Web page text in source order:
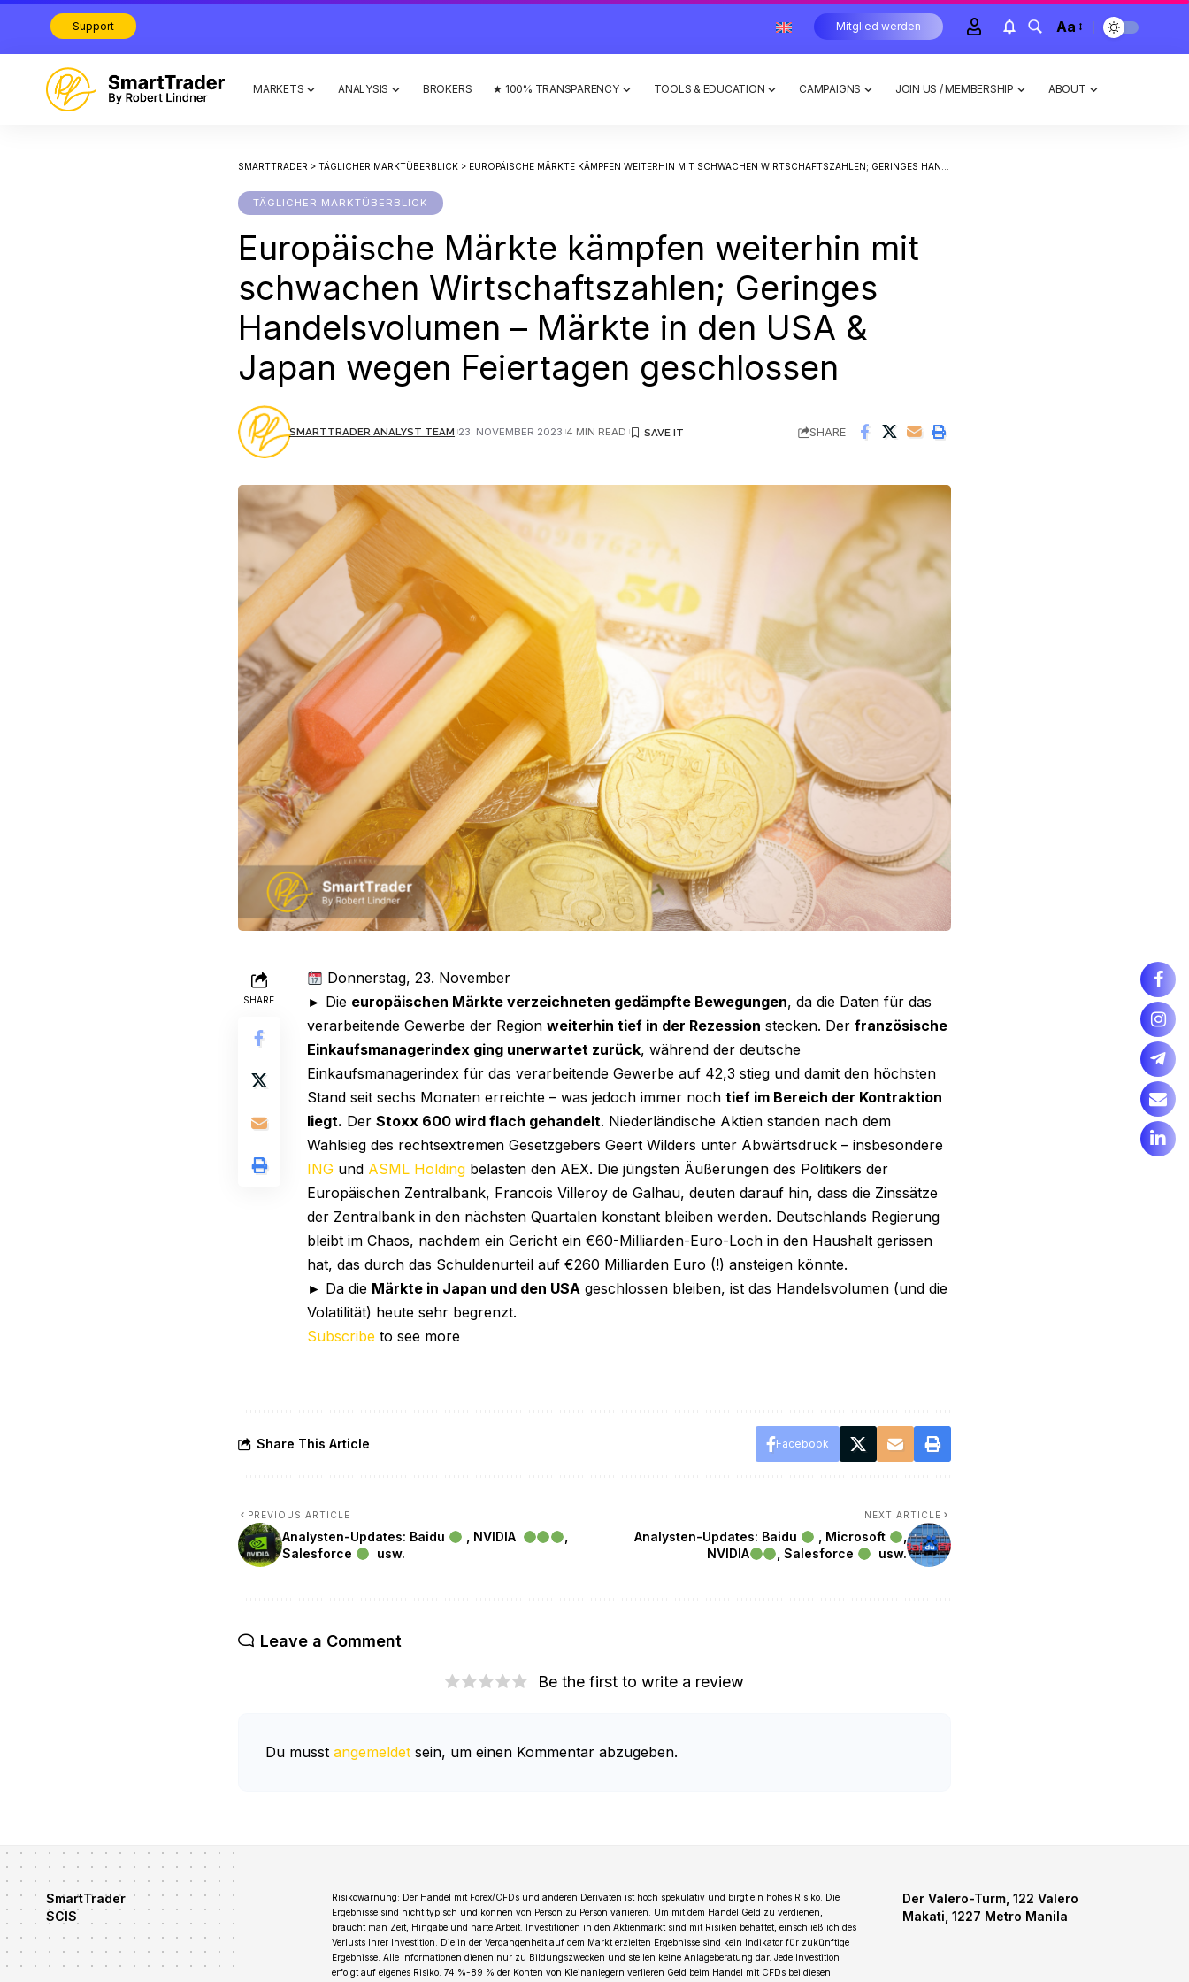
Support Mitglied werden Aa
MARKETS ANALYSIS BROKERS ★ 100% TRANSPARENCY TOOLS & EDUCATION CAMPAIGNS JOIN US / MEMBERSHIP ABOUT
SMARTTRADER > TÄGLICHER MARKTÜBERBLICK> EUROPÄISCHE MÄRKTE KÄMPFEN WEITERHIN MIT SCHWACHEN WIRTSCHAFTSZAHLEN; GERINGES HANDELSVOLUMEN – MÄRKTE IN DEN USA & JAPAN WEGEN FEIERTAGEN GESCHLOSSEN
TÄGLICHER MARKTÜBERBLICK
Europäische Märkte kämpfen weiterhin mit
schwachen Wirtschaftszahlen; Geringes
Handelsvolumen – Märkte in den USA &
Japan wegen Feiertagen geschlossen
SMARTTRADER ANALYST TEAM 23. NOVEMBER 2023 4 MIN READ SHARE
SHARE
Donnerstag, 23. November
► Die europäischen Märkte verzeichneten gedämpfte Bewegungen, da die Daten für das
verarbeitende Gewerbe der Region weiterhin tief in der Rezession stecken. Der französische
Einkaufsmanagerindex ging unerwartet zurück, während der deutsche
Einkaufsmanagerindex für das verarbeitende Gewerbe auf 42,3 stieg und damit den höchsten
Stand seit sechs Monaten erreichte – was jedoch immer noch tief im Bereich der Kontraktion
liegt. Der Stoxx 600 wird flach gehandelt. Niederländische Aktien standen nach dem
Wahlsieg des rechtsextremen Gesetzgebers Geert Wilders unter Abwärtsdruck – insbesondere
INGund ASML Holdingbelasten den AEX. Die jüngsten Äußerungen des Politikers der
Europäischen Zentralbank, Francois Villeroy de Galhau, deuten darauf hin, dass die Zinssätze
der Zentralbank in den nächsten Quartalen konstant bleiben werden. Deutschlands Regierung
bleibt im Chaos, nachdem ein Gericht ein €60-Milliarden-Euro-Loch in den Haushalt gerissen
hat, das durch das Schuldenurteil auf €260 Milliarden Euro (!) ansteigen könnte.
► Da die Märkte in Japan und den USAgeschlossen bleiben, ist das Handelsvolumen (und die
Volatilität) heute sehr begrenzt.
Subscribeto see more
Share This Article Facebook
PREVIOUS ARTICLE
Analysten-Updates: Baidu , NVIDIA
Salesforce
usw.
NEXT ARTICLE
Analysten-Updates: Baidu , Microsoft
,
NVIDIA
, Salesforce usw.
Leave a Comment
Be the first to write a review
Du musst angemeldetsein, um einen Kommentar abzugeben.
SmartTrader
SCIS
Risikowarnung: Der Handel mit Forex/CFDs und anderen Derivaten ist hoch spekulativ und birgt ein hohes Risiko. Die
Ergebnisse sind nicht typisch und können von Person zu Person variieren. Um mit dem Handel Geld zu verdienen,
braucht man Zeit, Hingabe und harte Arbeit. Investitionen in den Aktienmarkt sind mit Risiken behaftet, einschließlich des
Verlusts Ihrer Investition. Die in der Vergangenheit auf dem Markt erzielten Ergebnisse sind kein Indikator für zukünftige
Ergebnisse. Alle Informationen dienen nur zu Bildungszwecken und stellen keine Anlageberatung dar. Jede Investition
erfolgt auf eigenes Risiko. 74 %-89 % der Konten von Kleinanlegern verlieren Geld beim Handel mit CFDs bei diesen
Der Valero-Turm, 122 Valero
Makati, 1227 Metro Manila